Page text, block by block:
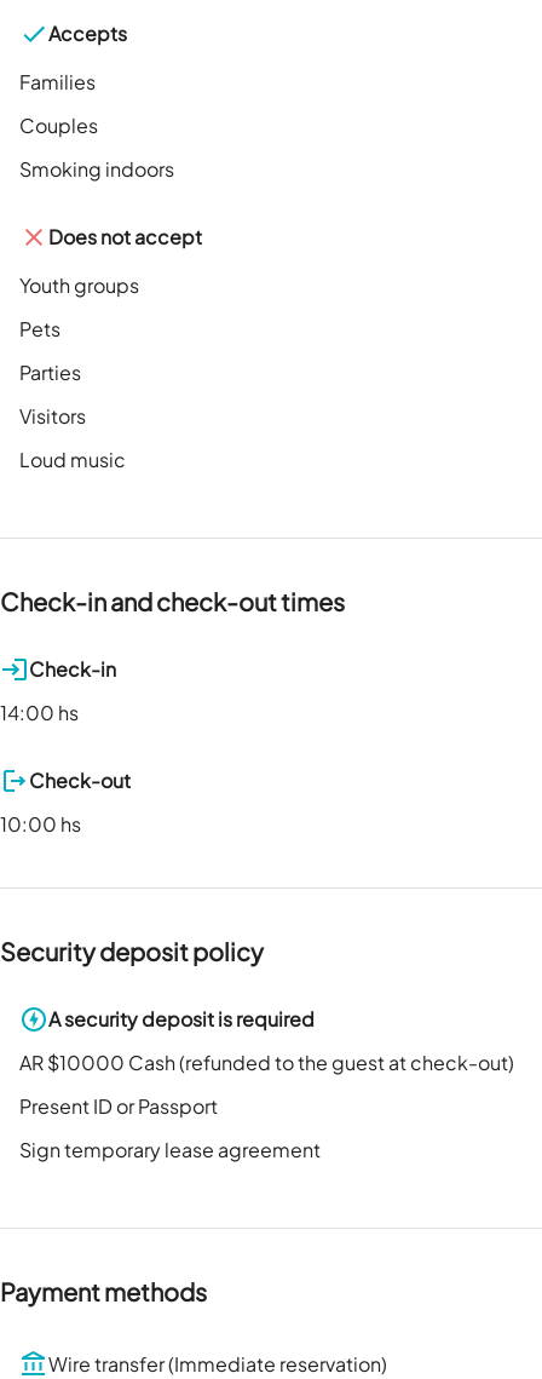
Accepts
Families
Couples
Smoking indoors
Does not accept
Youth groups
Pets
Parties
Visitors
Loud music
Check-in and check-out times
Check-in
14:00 hs
Check-out
10:00 hs
Security deposit policy
A security deposit is required
AR $10000 Cash (refunded to the guest at check-out)
Present ID or Passport
Sign temporary lease agreement
Payment methods
Wire transfer (Immediate reservation)